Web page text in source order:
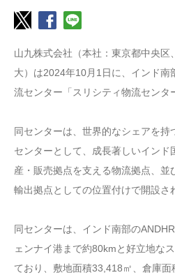
山九株式会社（本社：東京都中央区
大）は2024年10月1日に、インド南
流センター「スリシティ物流センタ
同センターは、世界的なシェアを持
センターとして、成長著しいインド
産・販売拠点を支える物流拠点、
輸出拠点としての位置付けで開設さ
同センターは、インド南部の
ェンナイ港まで約80kmと好立地な
ており、敷地面積33,418㎡、倉庫